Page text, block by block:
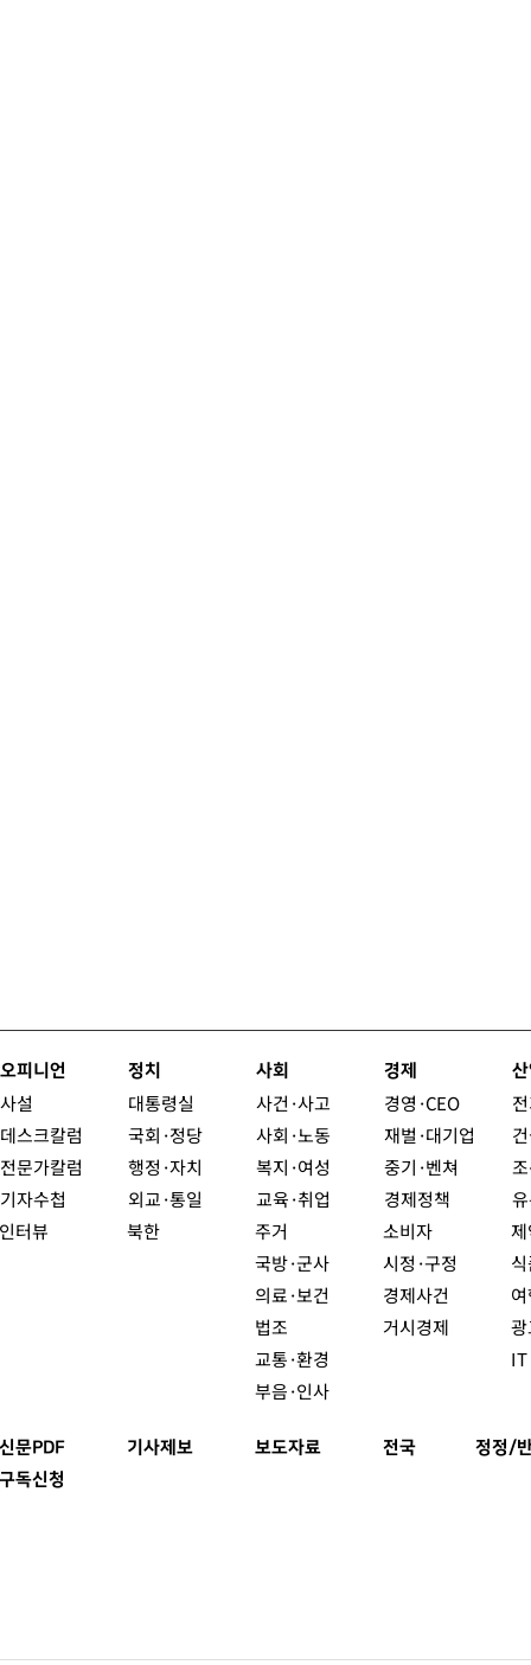
오피니언
사설
데스크칼럼
전문가칼럼
기자수첩
인터뷰
정치
대통령실
국회·정당
행정·자치
외교·통일
북한
사회
사건·사고
사회·노동
복지·여성
교육·취업
주거
국방·군사
의료·보건
법조
교통·환경
부음·인사
경제
경영·CEO
재벌·대기업
중기·벤쳐
경제정책
소비자
시정·구정
경제사건
거시경제
신문PDF
구독신청
기사제보 보도자료 전국 정정/